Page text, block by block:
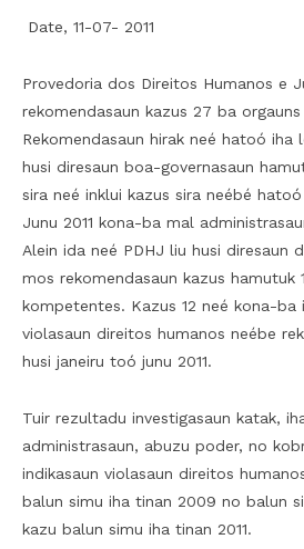
Date, 11-07- 2011
Provedoria dos Direitos Humanos e
rekomendasaun kazus 27 ba
Rekomendasaun hirak neé hatoó iha
husi diresaun boa-governasaun
sira neé inklui kazus sira neébé
Junu 2011 kona-ba mal
Alein ida neé PDHJ liu husi diresaun
mos rekomendasaun kazus hamutuk
kompetentes. Kazus 12 neé kona-ba
violasaun direitos humanos neébe
husi janeiru toó junu 2011.
Tuir rezultadu investigasaun katak,
administrasaun, abuzu poder, no
indikasaun violasaun direitos
balun simu iha tinan 2009 no balun
kazu balun simu iha tinan 2011.